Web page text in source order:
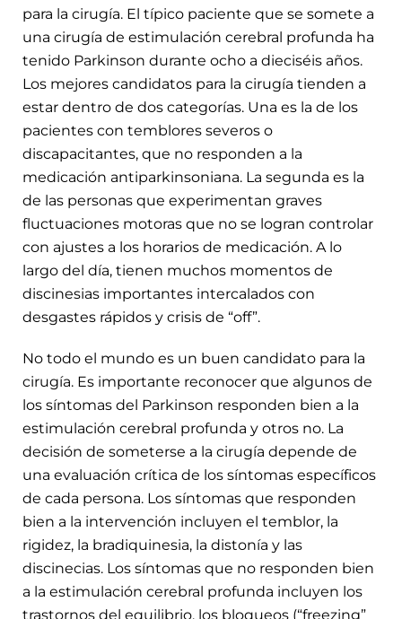
para la cirugía. El típico paciente que se somete a
una cirugía de estimulación cerebral profunda ha
tenido Parkinson durante ocho a dieciséis años.
Los mejores candidatos para la cirugía tienden a
estar dentro de dos categorías. Una es la de los
pacientes con temblores severos o
discapacitantes, que no responden a la
medicación antiparkinsoniana. La segunda es la
de las personas que experimentan graves
fluctuaciones motoras que no se logran controlar
con ajustes a los horarios de medicación. A lo
largo del día, tienen muchos momentos de
discinesias importantes intercalados con
desgastes rápidos y crisis de “off”.
No todo el mundo es un buen candidato para la
cirugía. Es importante reconocer que algunos de
los síntomas del Parkinson responden bien a la
estimulación cerebral profunda y otros no. La
decisión de someterse a la cirugía depende de
una evaluación crítica de los síntomas específicos
de cada persona. Los síntomas que responden
bien a la intervención incluyen el temblor, la
rigidez, la bradiquinesia, la distonía y las
discinecias. Los síntomas que no responden bien
a la estimulación cerebral profunda incluyen los
trastornos del equilibrio, los bloqueos (“freezing”